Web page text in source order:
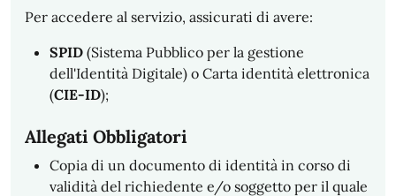
Per accedere al servizio, assicurati di avere:
SPID (Sistema Pubblico per la gestione
dell'Identità Digitale) o Carta identità elettronica
(CIE-ID);
Allegati Obbligatori
Copia di un documento di identità in corso di
validità del richiedente e/o soggetto per il quale